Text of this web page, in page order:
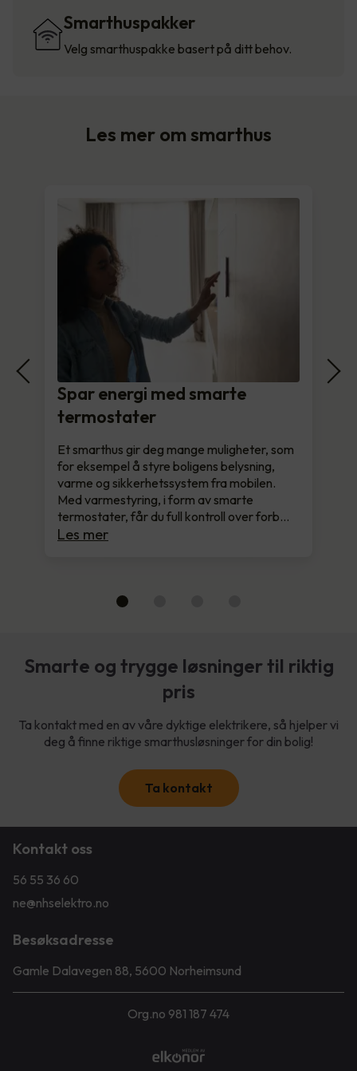
Smarthuspakker
Velg smarthuspakke basert på ditt behov.
Les mer om smarthus
Spar energi med smarte
termostater
Et smarthus gir deg mange muligheter, som
for eksempel å styre boligens belysning,
varme og sikkerhetssystem fra mobilen.
Med varmestyring, i form av smarte
termostater, får du full kontroll over forb…
Les mer
Smarte og trygge løsninger til riktig
pris
Ta kontakt med en av våre dyktige elektrikere, så hjelper vi
deg å finne riktige smarthusløsninger for din bolig!
Ta kontakt
Kontakt oss
56 55 36 60
ne@nhselektro.no
Besøksadresse
Gamle Dalavegen 88, 5600 Norheimsund
Org.no 981 187 474